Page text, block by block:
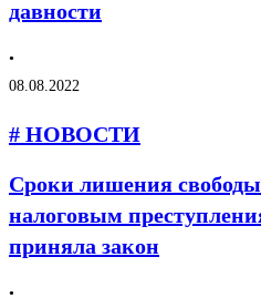
давности
•
08.08.2022
# НОВОСТИ
Сроки лишения
налоговым
приняла закон
•